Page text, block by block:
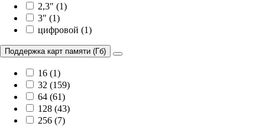
2,3" (1)
3" (1)
цифровой (1)
Поддержка карт памяти (Гб)
16 (1)
32 (159)
64 (61)
128 (43)
256 (7)